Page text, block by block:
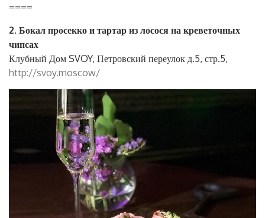
====
2. Бокал просекко и тартар из лосося на креветочных
чипсах
Клубный Дом SVOY, Петровский переулок д.5, стр.5,
http://svoy.moscow/